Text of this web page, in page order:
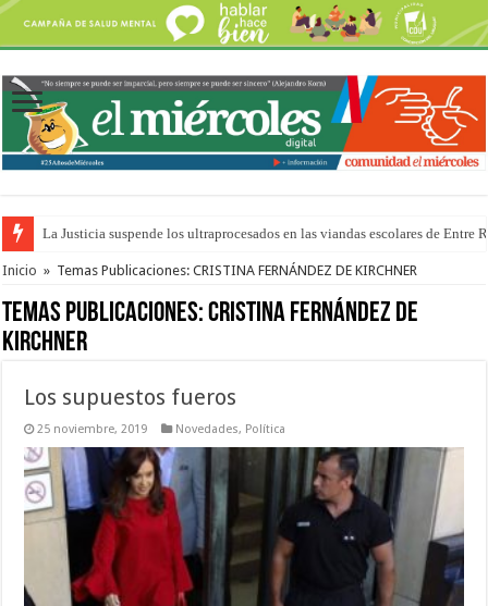
La Justicia suspende los ultraprocesados en las viandas escolares de Entre
Se presentará la obra “La Runfla de los Macanos”
Inicio » Temas Publicaciones: CRISTINA FERNÁNDEZ DE KIRCHNER
Temas Publicaciones:CRISTINA FERNÁNDEZ DE
KIRCHNER
Los supuestos fueros
25 noviembre, 2019 Novedades, Política